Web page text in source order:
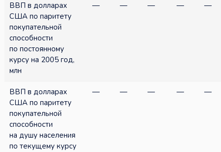
ВВП в долларах
США по паритету
покупательной
способности
по постоянному
курсу на 2005 год,
млн
— — — — —
ВВП в долларах
США по паритету
покупательной
способности
на душу населения
по текущему курсу
— — — — —